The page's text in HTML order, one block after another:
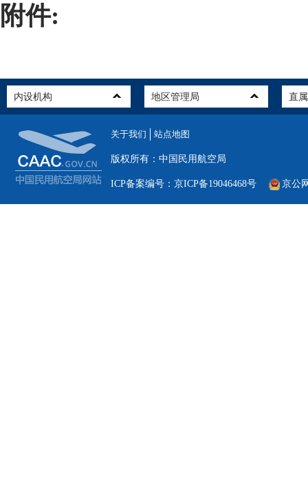
附件:
关于我们 站点地图
版权所有：中国民用航空局
ICP备案编号：京ICP备19046468号 京公